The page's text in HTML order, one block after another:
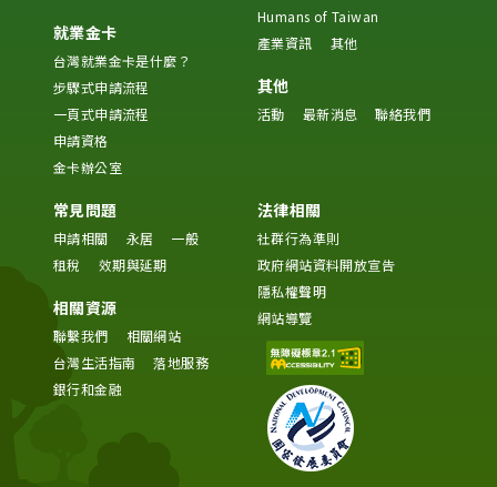
就業金卡
台灣就業金卡是什麼？
步驟式申請流程
一頁式申請流程
申請資格
金卡辦公室
Humans of Taiwan
產業資訊
其他
其他
活動 最新消息 聯絡我們
常見問題
申請相關 永居
一般
租稅
效期與延期
相關資源
聯繫我們
相關網站
台灣生活指南
落地服務
銀行和金融
法律相關
社群行為準則
政府網站資料開放宣告
隱私權聲明
網站導覽